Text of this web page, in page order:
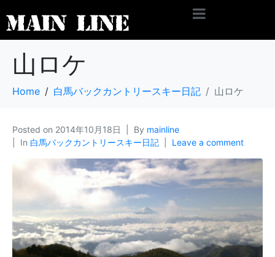
山ロケ
Home 白馬バックカントリースキー日記 山ロケ
Posted on 2014年10月18日 By mainline
In 白馬バックカントリースキー日記 Leave a comment